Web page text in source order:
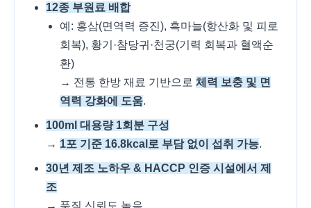
12종 부원료 배합
예: 홍삼(면역력 증진), 흑마늘(항산화 및 피로
회복), 황기·참당귀·천궁(기력 회복과 혈액순
환)
→ 전통 한방 재료 기반으로 체력 보충 및 면
역력 강화에 도움.
100ml 대용량 1회분 구성
→ 1포 기준 16.8kcal로 부담 없이 섭취 가능.
30년 제조 노하우 & HACCP 인증 시설에서 제
조